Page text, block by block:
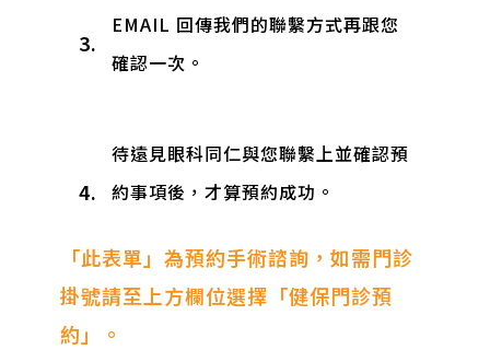
3.
EMAIL 回傳我們的聯繫方式再跟您
確認一次。
4.
待遠見眼科同仁與您聯繫上並確認預
約事項後，才算預約成功。
「此表單」為預約手術諮詢，如需門診
掛號請至上方欄位選擇「健保門診預
約」。